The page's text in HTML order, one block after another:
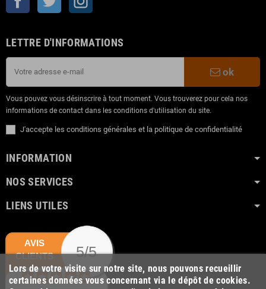
LETTRE D'INFORMATIONS
ok
Vous pouvez vous désinscrire à tout moment. Vous trouverez pour cela nos
informations de contact dans les conditions d'utilisation du site.
J'accepte les conditions générales et la politique de confidentialité
INFORMATION
NOS SERVICES
LIENS UTILES
Lors de votre visite sur notre site, nous pouvons recueillir
certaines données vous concernant via le dépôt de cookies.
AVIS
CLIENTS
5/5